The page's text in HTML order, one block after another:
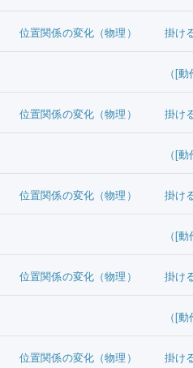
位置関係の変化（物理） 掛け
（[
位置関係の変化（物理） 掛け
（[
位置関係の変化（物理） 掛け
（[
位置関係の変化（物理） 掛け
（[
位置関係の変化（物理） 掛け